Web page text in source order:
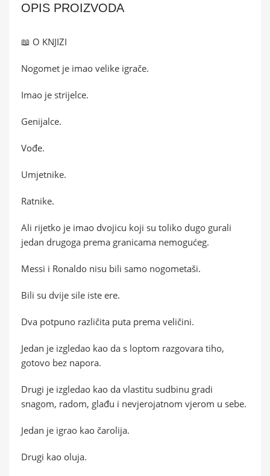
OPIS PROIZVODA
📖 O KNJIZI
Nogomet je imao velike igrače.
Imao je strijelce.
Genijalce.
Vođe.
Umjetnike.
Ratnike.
Ali rijetko je imao dvojicu koji su toliko dugo gurali
jedan drugoga prema granicama nemogućeg.
Messi i Ronaldo nisu bili samo nogometaši.
Bili su dvije sile iste ere.
Dva potpuno različita puta prema veličini.
Jedan je izgledao kao da s loptom razgovara tiho,
gotovo bez napora.
Drugi je izgledao kao da vlastitu sudbinu gradi
snagom, radom, glađu i nevjerojatnom vjerom u sebe.
Jedan je igrao kao čarolija.
Drugi kao oluja.